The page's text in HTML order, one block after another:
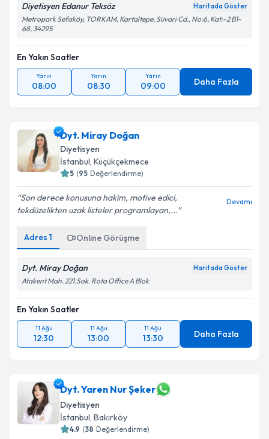
Diyetisyen Edanur Teksöz Haritada Göster
Metropark Sefaköy, TORKAM, Kartaltepe, Süvari Cd., No:6, Kat:-2 B1-
68, 34295
En Yakın Saatler
Yarın
08:00
Yarın
08:30
Yarın
09:00 Daha Fazla
Dyt. Miray Doğan
Diyetisyen
İstanbul, Küçükçekmece
5 (95 Değerlendirme)
Son derece konusuna hakim, motive edici,
tekdüzelikten uzak listeler programlayan,...
Devamı
Adres 1 Online Görüşme
Dyt. Miray Doğan Haritada Göster
Atakent Mah. 221.Sok. Rota Office A Blok
En Yakın Saatler
11 Ağu
12:30
11 Ağu
13:00
11 Ağu
13:30 Daha Fazla
Dyt. Yaren Nur Şeker
Diyetisyen
İstanbul, Bakırköy
4.9 (38 Değerlendirme)